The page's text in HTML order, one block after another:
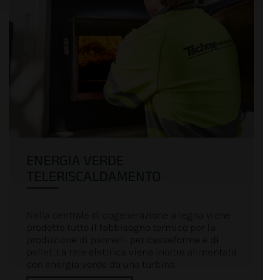
TELERISCALDAMENTO